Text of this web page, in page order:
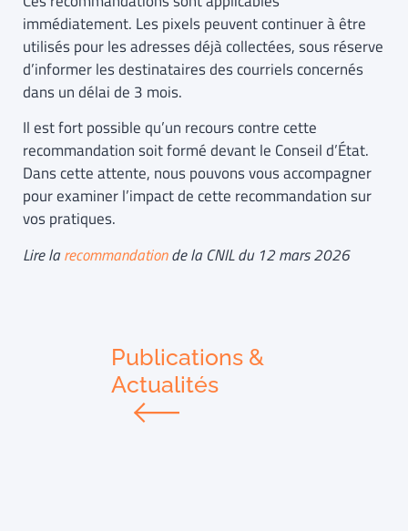
immédiatement. Les pixels peuvent continuer à être
utilisés pour les adresses déjà collectées, sous réserve
d’informer les destinataires des courriels concernés
dans un délai de 3 mois.
Il est fort possible qu’un recours contre cette
recommandation soit formé devant le Conseil d’État.
Dans cette attente, nous pouvons vous accompagner
pour examiner l’impact de cette recommandation sur
vos pratiques.
Lire larecommandationde la CNIL du 12 mars 2026
Publications &
Actualités